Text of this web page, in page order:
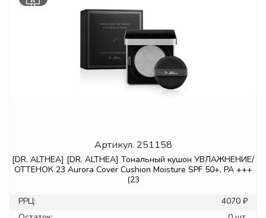
Артикул. 251158
[DR. ALTHEA] [DR. ALTHEA] Тональный кушон УВЛАЖНЕНИЕ/
ОТТЕНОК 23 Aurora Cover Cushion Moisture SPF 50+, PA +++
(23
РРЦ:
4070 ₽